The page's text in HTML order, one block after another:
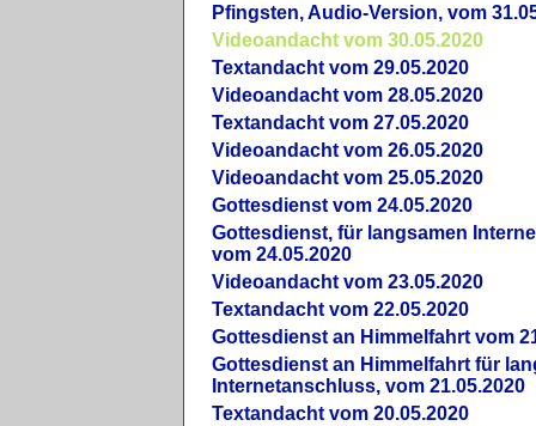
Pfingsten, Audio-Version, vom
Videoandacht vom 30.05.2020
Textandacht vom 29.05.2020
Videoandacht vom 28.05.2020
Textandacht vom 27.05.2020
Videoandacht vom 26.05.2020
Videoandacht vom 25.05.2020
Gottesdienst vom 24.05.2020
Gottesdienst, für langsamen
vom 24.05.2020
Videoandacht vom 23.05.2020
Textandacht vom 22.05.2020
Gottesdienst an Himmelfahrt vom
Gottesdienst an Himmelfahrt für
Internetanschluss, vom 21.05.2020
Textandacht vom 20.05.2020